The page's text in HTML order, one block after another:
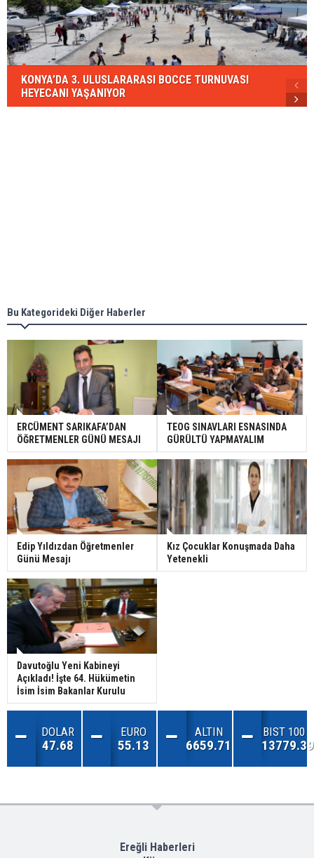
KONYA’DA 3. ULUSLARARASI BOCCE TURNUVASI
HEYECANI YAŞANIYOR
Bu Kategorideki Diğer Haberler
ERCÜMENT SARIKAFA’DAN
ÖĞRETMENLER GÜNÜ MESAJI
TEOG SINAVLARI ESNASINDA
GÜRÜLTÜ YAPMAYALIM
Edip Yıldızdan Öğretmenler
Günü Mesajı
Kız Çocuklar Konuşmada Daha
Yetenekli
Davutoğlu Yeni Kabineyi
Açıkladı! İşte 64. Hükümetin
İsim İsim Bakanlar Kurulu
DOLAR
47.68
EURO
55.13
ALTIN
6659.71
BIST 100
13779.39
Ereğli Haberleri